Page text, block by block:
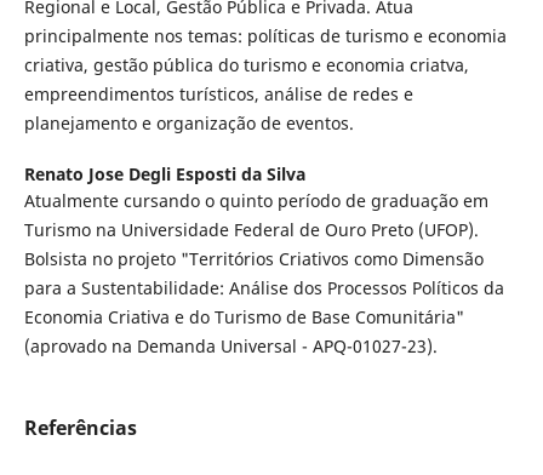
Regional e Local, Gestão Pública e Privada. Atua
principalmente nos temas: políticas de turismo e economia
criativa, gestão pública do turismo e economia criatva,
empreendimentos turísticos, análise de redes e
planejamento e organização de eventos.
Renato Jose Degli Esposti da Silva
Atualmente cursando o quinto período de graduação em
Turismo na Universidade Federal de Ouro Preto (UFOP).
Bolsista no projeto "Territórios Criativos como Dimensão
para a Sustentabilidade: Análise dos Processos Políticos da
Economia Criativa e do Turismo de Base Comunitária"
(aprovado na Demanda Universal - APQ-01027-23).
Referências